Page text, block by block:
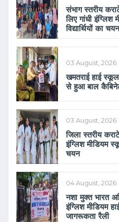
संभाग स्तरीय
लिए गांधी
विद्यार्थियों का चयन
03 August, 2026
खमतराई हाई
से हुआ बाल
03 August, 2026
जिला स्तरीय
इंग्लिश मीडियम
चयन
04 August, 2026
नशा मुक्त भारत
इंग्लिश मीडियम
जागरूकता रैली